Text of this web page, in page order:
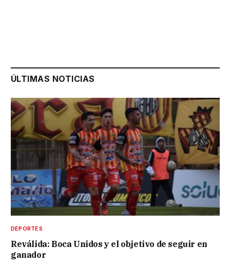
ÚLTIMAS NOTICIAS
DEPORTES
Reválida: Boca Unidos y el objetivo de seguir en
ganador